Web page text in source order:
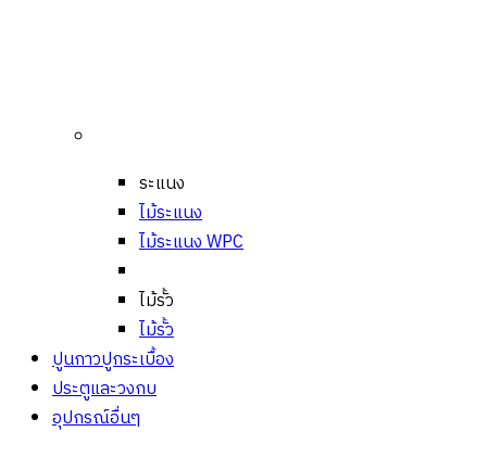
ระแนง
ไม้ระแนง
ไม้ระแนง WPC
ไม้รั้ว
ไม้รั้ว
ปูนกาวปูกระเบื้อง
ประตูและวงกบ
อุปกรณ์อื่นๆ